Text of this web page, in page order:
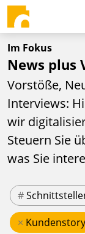
Im Fokus
News plus
Vorstöße,
Interviews:
wir
Steuern Sie
was Sie
#
× Kundenstory